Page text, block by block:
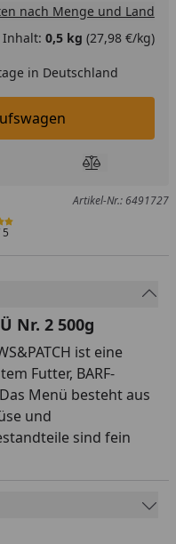
nach Menge und Land
Inhalt: 0,5 kg (27,98 €/kg)
in Deutschland
Einkaufswagen legen
hinzufügenProdukt
Artikel-Nr.: 6491727
5
Nr. 2 500g
ist eine
Futter, BARF-
Menü besteht aus
und
sind fein